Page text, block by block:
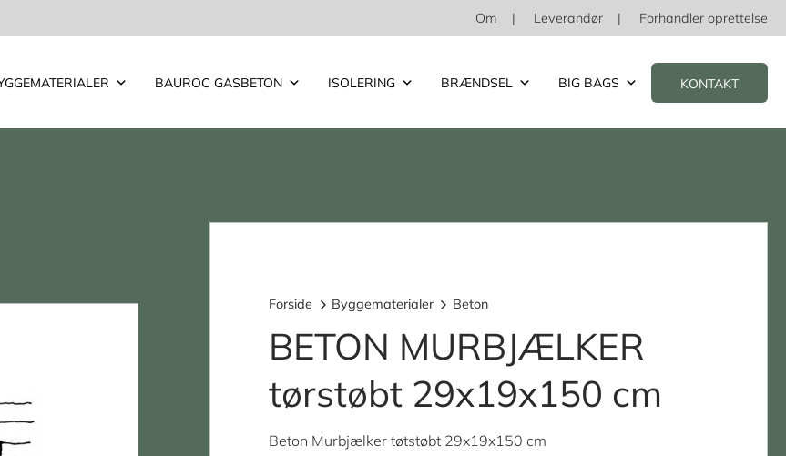
Om Leverandør Forhandler oprettelse
BAUROC GASBETON ISOLERING BRÆNDSEL BIG BAGS KONTAKT
Forside Byggematerialer Beton
BETON MURBJÆLKER
tørstøbt 29x19x150 cm
Beton Murbjælker tøtstøbt 29x19x150 cm